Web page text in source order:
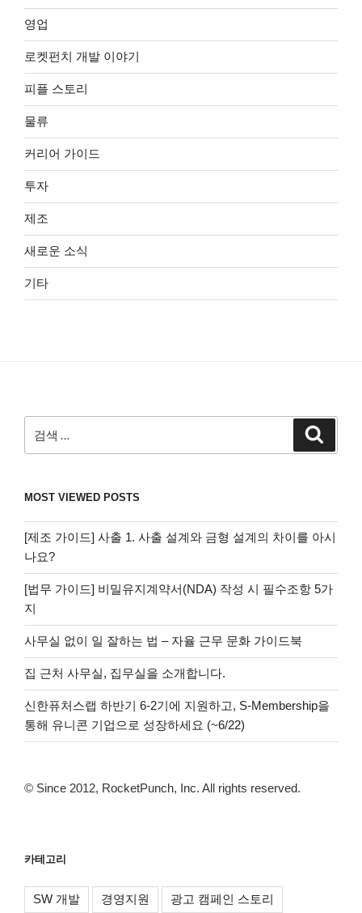
영업
로켓펀치 개발 이야기
피플 스토리
물류
커리어 가이드
투자
제조
새로운 소식
기타
색:
MOST VIEWED POSTS
[제조 가이드] 사출 1. 사출 설계와 금형 설계의 차이를 아시
나요?
[법무 가이드] 비밀유지계약서(NDA) 작성 시 필수조항 5가
지
사무실 없이 일 잘하는 법 – 자율 근무 문화 가이드북
집 근처 사무실, 집무실을 소개합니다.
신한퓨처스랩 하반기 6-2기에 지원하고, S-Membership을
통해 유니콘 기업으로 성장하세요 (~6/22)
© Since 2012, RocketPunch, Inc. All rights reserved.
카테고리
SW 개발 경영지원 광고 캠페인 스토리